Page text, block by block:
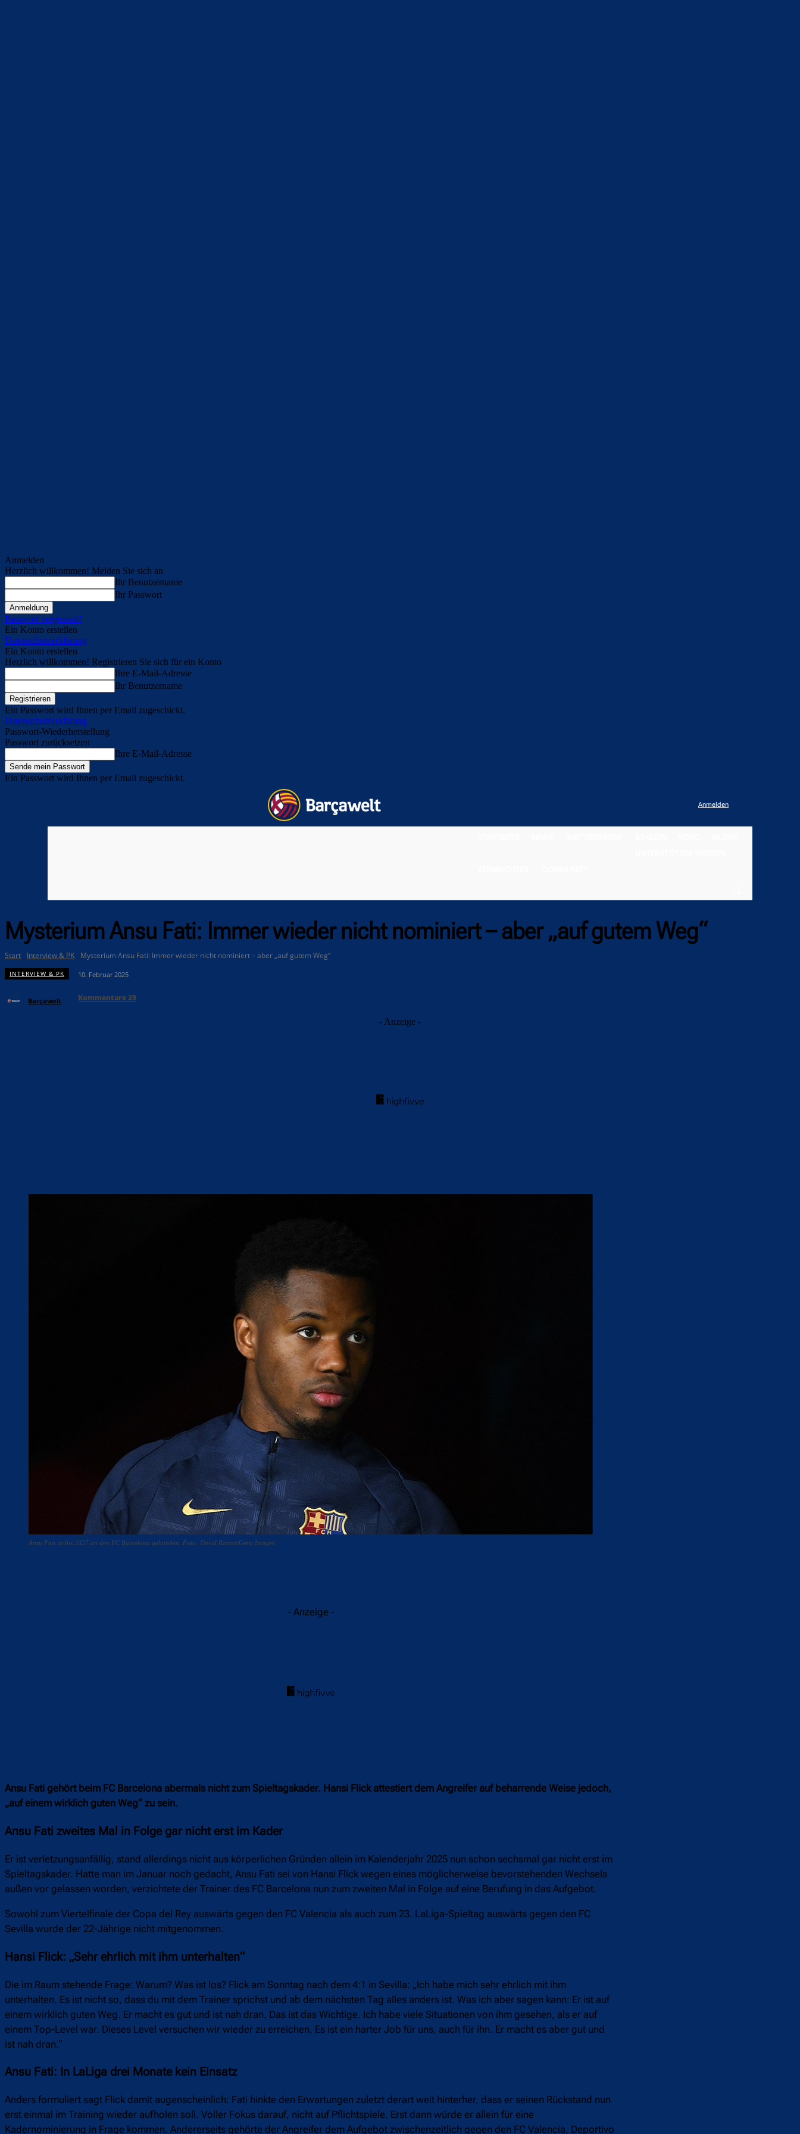
Anmelden
Herzlich willkommen! Melden Sie sich an
Ihr Benutzername
Ihr Passwort
Passwort vergessen?
Ein Konto erstellen
Datenschutzerklärung
Ein Konto erstellen
Herzlich willkommen! Registrieren Sie sich für ein Konto
Ihre E-Mail-Adresse
Ihr Benutzername
Ein Passwort wird Ihnen per Email zugeschickt.
Datenschutzerklärung
Passwort-Wiederherstellung
Passwort zurücksetzen
Ihre E-Mail-Adresse
Ein Passwort wird Ihnen per Email zugeschickt.
Anmelden
Mysterium Ansu Fati: Immer wieder nicht nominiert – aber „auf gutem Weg“
Start Interview & PK Mysterium Ansu Fati: Immer wieder nicht nominiert – aber „auf gutem Weg“
INTERVIEW & PK 10. Februar 2025
Barçawelt Kommentare39
- Anzeige -
Ansu Fati ist bis 2027 an den FC Barcelona gebunden. Foto: David Ramos/Getty Images
- Anzeige -
Ansu Fati gehört beim FC Barcelona abermals nicht zum Spieltagskader. Hansi Flick attestiert dem Angreifer auf beharrende Weise jedoch,
„auf einem wirklich guten Weg“ zu sein.
Ansu Fati zweites Mal in Folge gar nicht erst im Kader
Er ist verletzungsanfällig, stand allerdings nicht aus körperlichen Gründen allein im Kalenderjahr 2025 nun schon sechsmal gar nicht erst im
Spieltagskader. Hatte man im Januar noch gedacht, Ansu Fati sei von Hansi Flick wegen eines möglicherweise bevorstehenden Wechsels
außen vor gelassen worden, verzichtete der Trainer des FC Barcelona nun zum zweiten Mal in Folge auf eine Berufung in das Aufgebot.
Sowohl zum Viertelfinale der Copa del Rey auswärts gegen den FC Valencia als auch zum 23. LaLiga-Spieltag auswärts gegen den FC
Sevilla wurde der 22-Jährige nicht mitgenommen.
Hansi Flick: „Sehr ehrlich mit ihm unterhalten“
Die im Raum stehende Frage: Warum? Was ist los? Flick am Sonntag nach dem 4:1 in Sevilla: „Ich habe mich sehr ehrlich mit ihm
unterhalten. Es ist nicht so, dass du mit dem Trainer sprichst und ab dem nächsten Tag alles anders ist. Was ich aber sagen kann: Er ist auf
einem wirklich guten Weg. Er macht es gut und ist nah dran. Das ist das Wichtige. Ich habe viele Situationen von ihm gesehen, als er auf
einem Top-Level war. Dieses Level versuchen wir wieder zu erreichen. Es ist ein harter Job für uns, auch für ihn. Er macht es aber gut und
ist nah dran.“
Ansu Fati: In LaLiga drei Monate kein Einsatz
Anders formuliert sagt Flick damit augenscheinlich: Fati hinkte den Erwartungen zuletzt derart weit hinterher, dass er seinen Rückstand nun
erst einmal im Training wieder aufholen soll. Voller Fokus darauf, nicht auf Pflichtspiele. Erst dann würde er allein für eine
Kadernominierung in Frage kommen. Andererseits gehörte der Angreifer dem Aufgebot zwischenzeitlich gegen den FC Valencia, Deportivo